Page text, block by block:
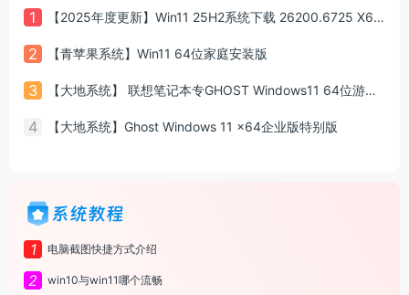
1 【2025年度更新】Win11 25H2系统下载 26200.6725 X64 专业版
2 【青苹果系统】Win11 64位家庭安装版
3 【大地系统】 联想笔记本专GHOST Windows11 64位游戏增强版系统镜像
4 【大地系统】Ghost Windows 11 x64企业版特别版
系统教程
1 电脑截图快捷方式介绍
2 win10与win11哪个流畅